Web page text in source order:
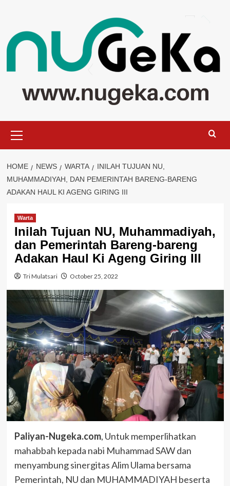
content
Menu
HOME NEWS WARTA
INILAH TUJUAN NU,
MUHAMMADIYAH, DAN PEMERINTAH BARENG-BARENG
ADAKAN HAUL KI AGENG GIRING III
Warta
Inilah Tujuan NU, Muhammadiyah,
dan Pemerintah Bareng-bareng
Adakan Haul Ki Ageng Giring III
Tri Mulatsari October 25, 2022
Paliyan-Nugeka.com, Untuk memperlihatkan
mahabbah kepada nabi Muhammad SAW dan
menyambung sinergitas Alim Ulama bersama
Pemerintah, NU dan MUHAMMADIYAH beserta